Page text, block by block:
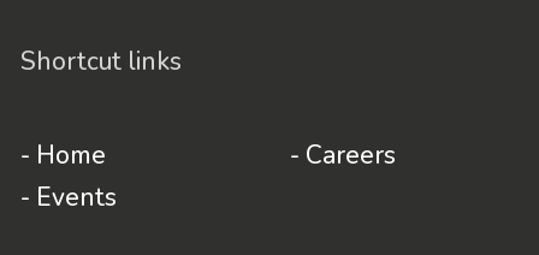
Shortcut links
- Home
- Events
- Careers